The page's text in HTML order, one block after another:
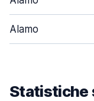
Alamo
Statistiche